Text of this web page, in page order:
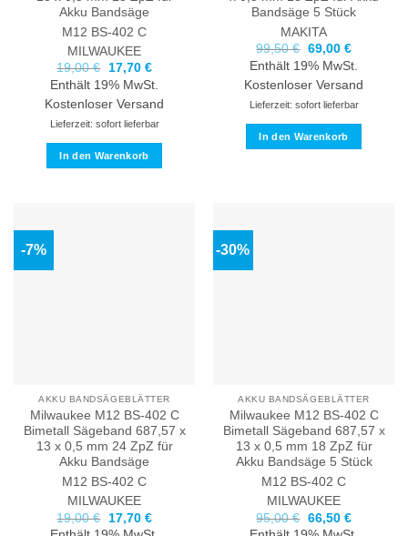
Akku Bandsäge
M12 BS-402 C
MILWAUKEE
19,00€
Ursprünglicher
Preis
war:
19,00 €
17,70 €Aktueller
Preis
ist:
17,70 €.
Enthält 19% MwSt.
Kostenloser Versand
Lieferzeit: sofort lieferbar
In den Warenkorb
Bandsäge 5 Stück
MAKITA
99,50€ Ursprünglicher
Preis
war:
99,50 €
69,00 €Aktueller
Preis
ist:
69,00 €.
Enthält 19% MwSt.
Kostenloser Versand
Lieferzeit: sofort lieferbar
In den Warenkorb
-7%
AKKU BANDSÄGEBLÄTTER
Milwaukee M12 BS-402 C
Bimetall Sägeband 687,57 x
13 x 0,5 mm 24 ZpZ für
Akku Bandsäge
M12 BS-402 C
MILWAUKEE
19,00€
Ursprünglicher
Preis
17,70 €Aktueller
Preis
-30%
AKKU BANDSÄGEBLÄTTER
Milwaukee M12 BS-402 C
Bimetall Sägeband 687,57 x
13 x 0,5 mm 18 ZpZ für
Akku Bandsäge 5 Stück
M12 BS-402 C
MILWAUKEE
95,00€ Ursprünglicher
Preis
66,50 €Aktueller
Preis